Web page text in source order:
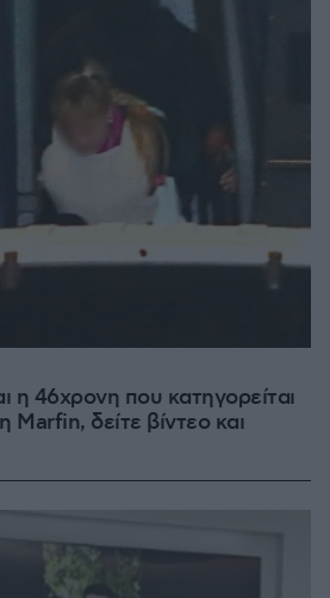
η 46χρονη που κατηγορείται
Marfin, δείτε βίντεο και